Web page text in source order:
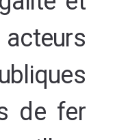
de fer